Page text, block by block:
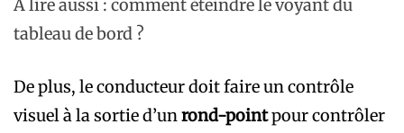
A lire aussi : comment éteindre le voyant du
tableau de bord ?
De plus, le conducteur doit faire un contrôle
visuel à la sortie d’unrond-pointpour contrôler